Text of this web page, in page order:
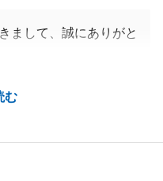
む
まして、誠にありがと
、スムーズにお取引を
りがとうございまし